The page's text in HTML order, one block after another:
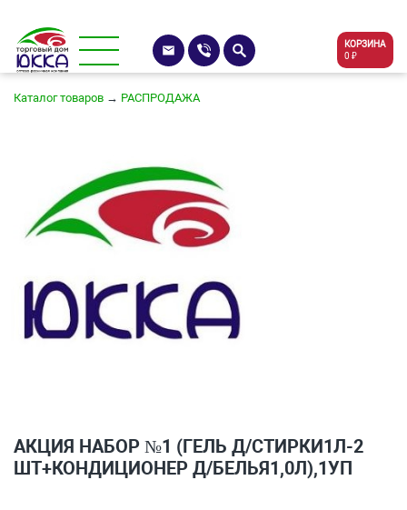
КОРЗИНА
0 ₽
Каталог товаров → РАСПРОДАЖА
АКЦИЯ НАБОР №1 (ГЕЛЬ Д/СТИРКИ1Л-2
ШТ+КОНДИЦИОНЕР Д/БЕЛЬЯ1,0Л),1УП